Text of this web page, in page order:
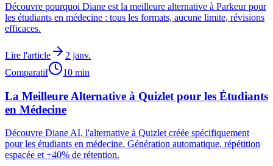
Découvre pourquoi Diane est la meilleure alternative à Parkeur pour
les étudiants en médecine : tous les formats, aucune limite, révisions
efficaces.
Lire l'article
2 janv.
Comparatif
10 min
La Meilleure Alternative à Quizlet pour les Étudiants
en Médecine
Découvre Diane AI, l'alternative à Quizlet créée spécifiquement
pour les étudiants en médecine. Génération automatique, répétition
espacée et +40% de rétention.